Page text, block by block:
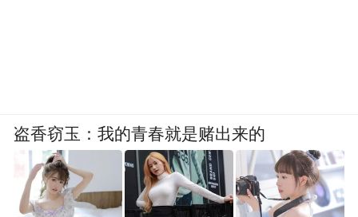
盗香窃玉：我的青春就是赌出来的